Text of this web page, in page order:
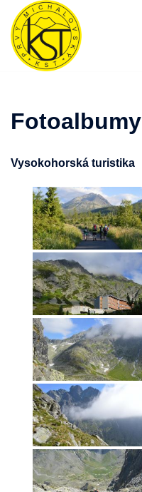
Preskočiť
obsah
Fotoalbumy
Vysokohorská turistika